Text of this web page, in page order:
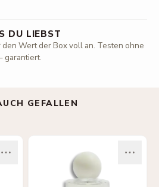
DU LIEBST
Wert der Box voll an. Testen ohne
garantiert.
GEFALLEN